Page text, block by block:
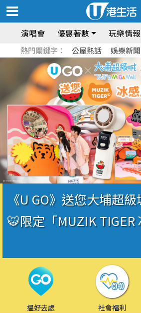
演唱會 優惠著數 玩樂情報
熱門關鍵字： 公屋熱話 娛樂新聞
《U GO》送您大埔超
🐯限定「MUZIK TIGER
搵好去處 社會福利